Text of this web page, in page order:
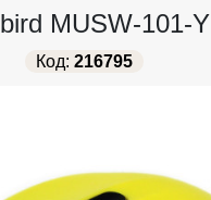
MUSW-101-Y
Код: 216795